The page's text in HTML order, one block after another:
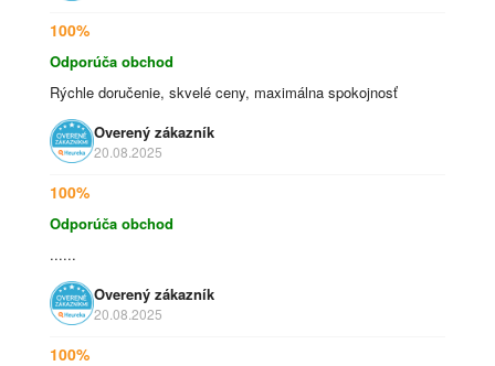
100%
Odporúča obchod
Rýchle doručenie, skvelé ceny, maximálna spokojnosť
Overený zákazník
20.08.2025
100%
Odporúča obchod
......
Overený zákazník
20.08.2025
100%